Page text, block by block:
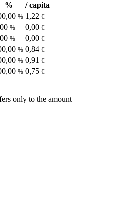
%
/ capita
% 1,22 €
% 0,00 €
% 0,00 €
% 0,84 €
% 0,91 €
% 0,75 €
only to the amount